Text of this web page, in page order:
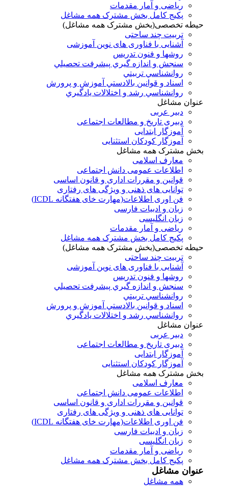
ریاضی و آمار مقدمات
پکیج کامل بخش مشترک همه مشاغل
حیطه تخصصی(بخش مشترک همه مشاغل)
تربیت چند ساحتی
آشنایی با فناوری های نوین آموزشی
روشها و فنون تدريس
سنجش و اندازه گيري پيشرفت تحصيلي
روانشناسي تربيتي
اسناد و قوانين بالادستي آموزش و پرورش
روانشناسي رشد و اختلالات يادگيري
عنوان مشاغل
دبير عربی
دبیری تاریخ و مطالعات اجتماعی
آموزگار ابتدایی
آموزگار کودکان استثنایی
بخش مشترک همه مشاغل
معارف اسلامی
اطلاعات عمومی دانش اجتماعی
قوانین و مقررات اداری و قانون اساسی
توانایی های ذهنی و ویژگی های رفتاری
فن اوری اطلاعات(مهارت خای هفتگانه ICDL)
زبان و ادبیات فارسی
زبان انگلیسی
ریاضی و آمار مقدمات
پکیج کامل بخش مشترک همه مشاغل
حیطه تخصصی(بخش مشترک همه مشاغل)
تربیت چند ساحتی
آشنایی با فناوری های نوین آموزشی
روشها و فنون تدريس
سنجش و اندازه گيري پيشرفت تحصيلي
روانشناسي تربيتي
اسناد و قوانين بالادستي آموزش و پرورش
روانشناسي رشد و اختلالات يادگيري
عنوان مشاغل
دبير عربی
دبیری تاریخ و مطالعات اجتماعی
آموزگار ابتدایی
آموزگار کودکان استثنایی
بخش مشترک همه مشاغل
معارف اسلامی
اطلاعات عمومی دانش اجتماعی
قوانین و مقررات اداری و قانون اساسی
توانایی های ذهنی و ویژگی های رفتاری
فن اوری اطلاعات(مهارت خای هفتگانه ICDL)
زبان و ادبیات فارسی
زبان انگلیسی
ریاضی و آمار مقدمات
پکیج کامل بخش مشترک همه مشاغل
عنوان مشاغل
همه مشاغل